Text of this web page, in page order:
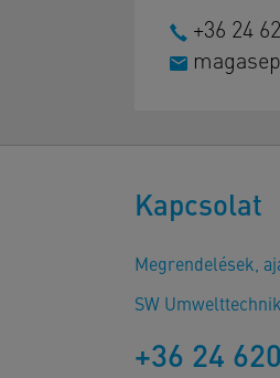
+36 24
Kapcsolat
Megrendelések,
SW
+36 24